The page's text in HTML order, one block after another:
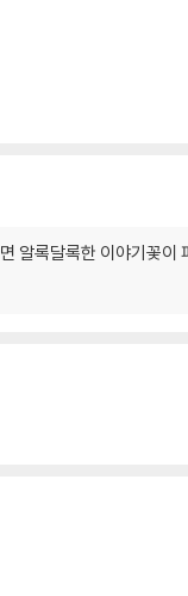
알록달록한 이야기꽃이